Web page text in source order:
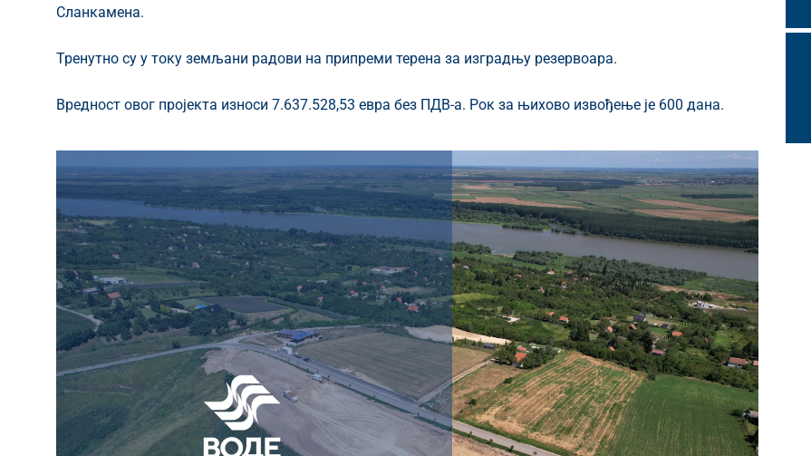
Сланкамена.
Тренутно су у току земљани радови на припреми терена за изградњу резервоара.
Вредност овог пројекта износи 7.637.528,53 евра без ПДВ-а. Рок за њихово извођење је 600 дана.